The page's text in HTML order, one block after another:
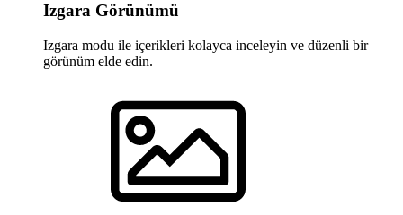
Izgara Görünümü
Izgara modu ile içerikleri kolayca inceleyin ve düzenli bir
görünüm elde edin.